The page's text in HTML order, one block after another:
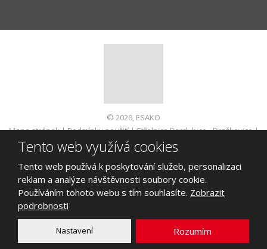
© 2026, ESAKO
Mapa stránek|Podmínky použití|Střelnice Pardubice - Dražkovice|
Informace pro spotřebitele
VYROBILA
Tento web je chráněn pomocí Google ReCAPTCHA a platí pro něj
zásady ochrany osobních údajů a smluvní podmínky
Tento web využívá cookies
Tento web používá k poskytování služeb, personalizaci
reklam a analýze návštěvnosti soubory cookie.
Používáním tohoto webu s tím souhlasíte. Zobrazit
podrobnosti
Nastavení Rozumím